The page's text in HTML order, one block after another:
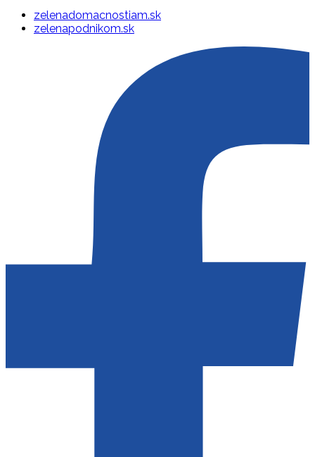
zelenadomacnostiam.sk
zelenapodnikom.sk